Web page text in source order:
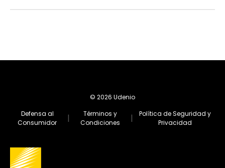
© 2026 Udenio
Defensa al
Consumidor
|
Términos y
Condiciones
|
Política de Seguridad y
Privacidad